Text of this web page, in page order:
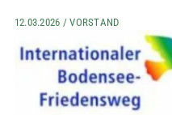
12.03.2026 / VORSTAND